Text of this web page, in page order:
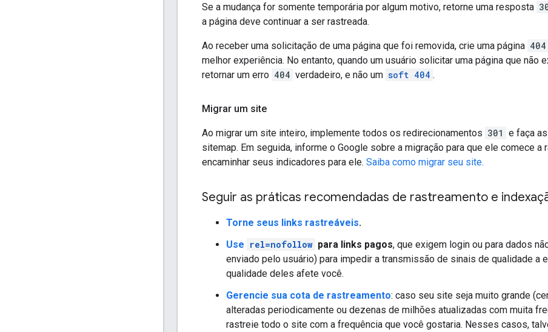
Se a mudança for somente temporária por algum motivo, retorne uma resposta
a página deve continuar a ser rastreada.
Ao receber uma solicitação de uma página que foi removida, crie uma página 404
melhor experiência. No entanto, quando um usuário solicitar uma página que não
retornar um erro 404 verdadeiro, e não um soft 404 .
Migrar um site
Ao migrar um site inteiro, implemente todos os redirecionamentos 301 e faça
sitemap. Em seguida, informe o Google sobre a migração para que ele comece a
encaminhar seus indicadores para ele. Saiba como migrar seu site.
Seguir as práticas recomendadas de rastreamento e
Torne seus links rastreáveis.
Use rel=nofollow para links pagos, que exigem login ou para dados
enviado pelo usuário) para impedir a transmissão de sinais de qualidade a
qualidade deles afete você.
Gerencie sua cota de rastreamento: caso seu site seja muito grande
alteradas periodicamente ou dezenas de milhões atualizadas com muita
rastreie todo o site com a frequência que você gostaria. Nesses casos,